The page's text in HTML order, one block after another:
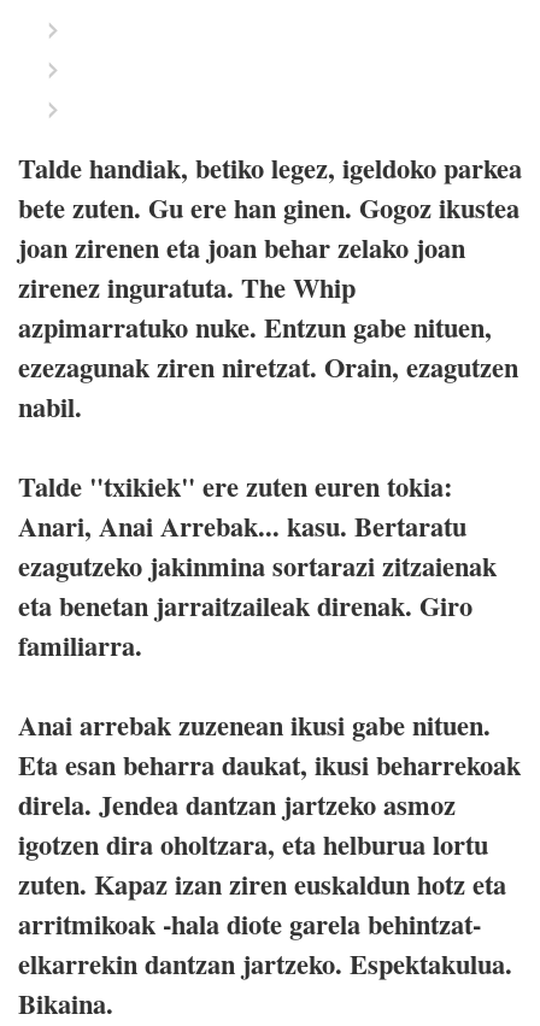
Talde handiak, betiko legez, igeldoko parkea
bete zuten. Gu ere han ginen. Gogoz ikustea
joan zirenen eta joan behar zelako joan
zirenez inguratuta. The Whip
azpimarratuko nuke. Entzun gabe nituen,
ezezagunak ziren niretzat. Orain, ezagutzen
nabil.
Talde "txikiek" ere zuten euren tokia:
Anari, Anai Arrebak... kasu. Bertaratu
ezagutzeko jakinmina sortarazi zitzaienak
eta benetan jarraitzaileak direnak. Giro
familiarra.
Anai arrebak zuzenean ikusi gabe nituen.
Eta esan beharra daukat, ikusi beharrekoak
direla. Jendea dantzan jartzeko asmoz
igotzen dira oholtzara, eta helburua lortu
zuten. Kapaz izan ziren euskaldun hotz eta
arritmikoak -hala diote garela behintzat-
elkarrekin dantzan jartzeko. Espektakulua.
Bikaina.